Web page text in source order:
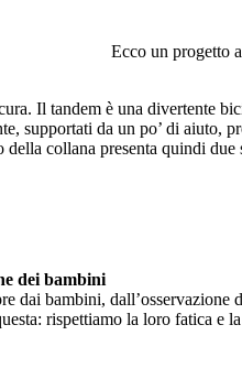
Ecco un progetto
Il tandem è una divertente
supportati da un po’ di aiuto,
collana presenta quindi
dei bambini
dai bambini,
rispettiamo la loro fatica e